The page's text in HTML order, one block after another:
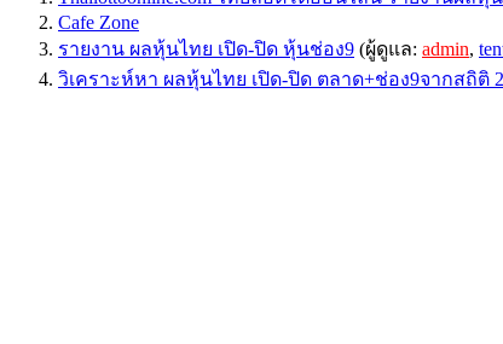
Cafe Zone
รายงาน ผลหุ้นไทย เปิด-ปิด หุ้นช่อง9 (ผู้ดูแล: admin,
วิเคราะห์หา ผลหุ้นไทย เปิด-ปิด ตลาด+ช่อง9จากสถิติ